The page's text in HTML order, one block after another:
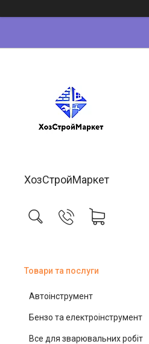
ХозСтройМаркет
Товари та послуги
Автоінструмент
Бензо та електроінструмент
Все для зварювальних робіт